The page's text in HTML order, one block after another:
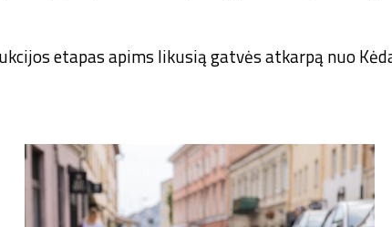
etapas apims likusią gatvės atkarpą nuo